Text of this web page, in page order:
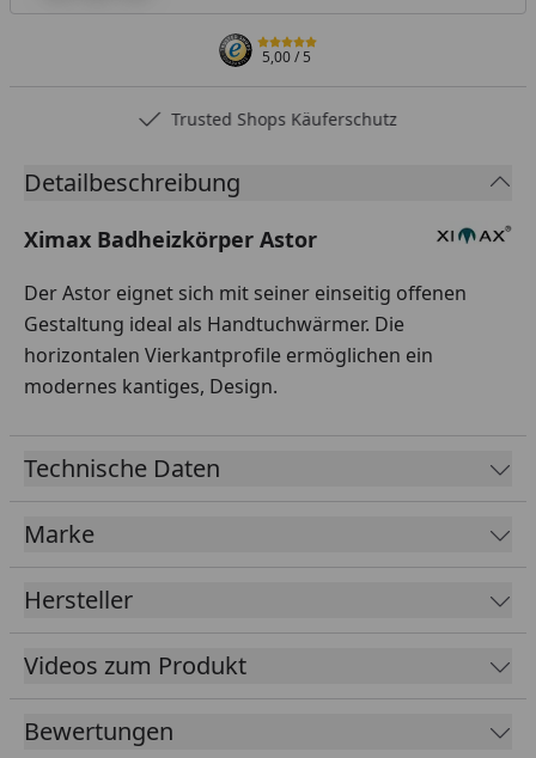
5,00/ 5
Trusted Shops Käuferschutz
Detailbeschreibung
Ximax Badheizkörper Astor
Der Astor eignet sich mit seiner einseitig offenen
Gestaltung ideal als Handtuchwärmer. Die
horizontalen Vierkantprofile ermöglichen ein
modernes kantiges, Design.
Technische Daten
Marke
Hersteller
Videos zum Produkt
Bewertungen